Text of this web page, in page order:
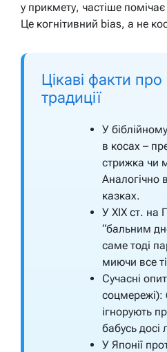
у прикмету, частіше помічає
Це когнітивний bias, а не
Цікаві факти про
традиції
У
в косах –
стрижка чи
Аналогічно
казках.
У XIX ст. на
“бальним
саме тоді
миючи все
Сучасні
соцмережі):
ігнорують
бабусь досі
У Японії